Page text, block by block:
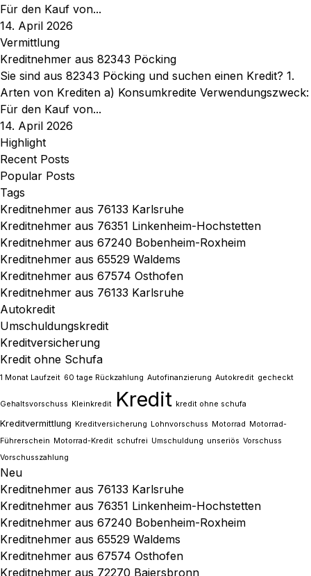
Für den Kauf von...
14. April 2026
Vermittlung
Kreditnehmer aus 82343 Pöcking
Sie sind aus 82343 Pöcking und suchen einen Kredit? 1.
Arten von Krediten a) Konsumkredite Verwendungszweck:
Für den Kauf von...
14. April 2026
Highlight
Recent Posts
Popular Posts
Tags
Kreditnehmer aus 76133 Karlsruhe
Kreditnehmer aus 76351 Linkenheim-Hochstetten
Kreditnehmer aus 67240 Bobenheim-Roxheim
Kreditnehmer aus 65529 Waldems
Kreditnehmer aus 67574 Osthofen
Kreditnehmer aus 76133 Karlsruhe
Autokredit
Umschuldungskredit
Kreditversicherung
Kredit ohne Schufa
1 Monat Laufzeit 60 tage Rückzahlung Autofinanzierung Autokredit gecheckt
Gehaltsvorschuss Kleinkredit Kredit kredit ohne schufa
Kreditvermittlung Kreditversicherung Lohnvorschuss Motorrad Motorrad-
Führerschein Motorrad-Kredit schufrei Umschuldung unseriös Vorschuss
Vorschusszahlung
Neu
Kreditnehmer aus 76133 Karlsruhe
Kreditnehmer aus 76351 Linkenheim-Hochstetten
Kreditnehmer aus 67240 Bobenheim-Roxheim
Kreditnehmer aus 65529 Waldems
Kreditnehmer aus 67574 Osthofen
Kreditnehmer aus 72270 Baiersbronn